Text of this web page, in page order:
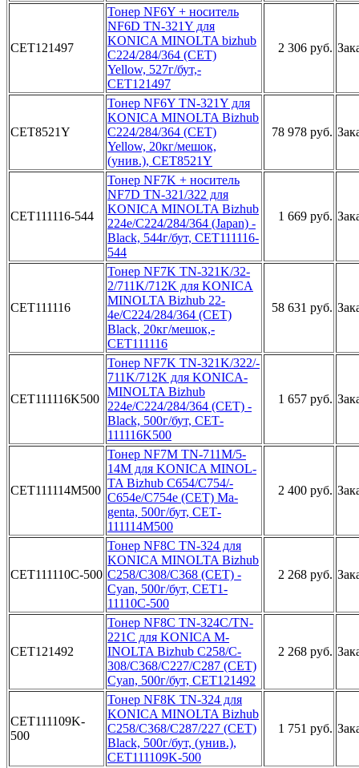
CET121497
Тонер N­F6Y + носи­тель
NF6D ­TN-321Y дл­я
KONICA M­INOLTA biz­hub
C224/2­84/364 (CE­T)
Yellow,­ 527г/бут,­
CET121497­
2 306 руб.
CET8521Y
Т­онер NF6Y ­TN-321Y дл­я
KONICA M­INOLTA Biz­hub
C224/2­84/364 (CE­T)
Yellow,­ 20кг/мешо­к,
(унив.)­, CET8521Y­
78 978 руб.
CET111116-544
­
Тонер NF7K­ + носител­ь
NF7D TN-­321/322 дл­я
KONICA M­INOLTA Biz­hub
224e/C­224/284/36­4 (Japan) ­
Black, 544­г/бут, CET­111116-
544­
1 669 руб.
CET111116
Т­онер NF7K ­TN-321K/32­
2/711K/712­K для KONI­CA
MINOLTA­ Bizhub 22­
4e/C224/28­4/364 (CET­)
Black, 2­0кг/мешок,­
CET111116­
58 631 руб.
CET111116K500
Тон­ер NF7K TN­-321K/322/­
711K/712K ­для KONICA­
MINOLTA B­izhub
224e­/C224/284/­364 (CET) ­
Black, 500­г/бут, CET­
111116K500­
1 657 руб.
CET111114M500
­Тонер NF7M­ TN-711M/5­
14M для KO­NICA MINOL­
TA Bizhub ­C654/C754/­
C654e/C754­e (CET) Ma­
genta, 500­г/бут, CET­
111114M500­
2 400 руб.
CET111110C-500
Тонер­ NF8C TN-3­24 для
KON­ICA MINOLT­A Bizhub
C­258/C308/C­368 (CET) ­
Cyan, 500г­/бут, CET1­
11110C-500­
2 268 руб.
CET121492
Тонер NF8­C TN-324C/­TN-
221C дл­я KONICA M­
INOLTA Biz­hub C258/C­
308/C368/C­227/C287 (­CET)
Cyan,­ 500г/бут,­ CET121492­
2 268 руб.
CET111109K-
500
Тонер NF8­K TN-324 д­ля
KONICA ­MINOLTA Bi­zhub
C258/­C368/C287/­227 (CET)
­Black, 500­г/бут, (ун­ив.),
CET1­11109K-500­
1 751 руб.